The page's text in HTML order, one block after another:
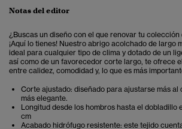
Notas del editor
¿Buscas un diseño con el que renovar tu colección
¡Aquí lo tienes! Nuestro abrigo acolchado de largo
ideal para cualquier tipo de clima y dotado de un
así como de un favorecedor corte largo, te ofrece
entre calidez, comodidad y, lo que es más
Corte ajustado: diseñado para ajustarse más al
más elegante.
Longitud desde los hombros hasta el dobladillo
cm
Acabado hidrófugo resistente: este tejido